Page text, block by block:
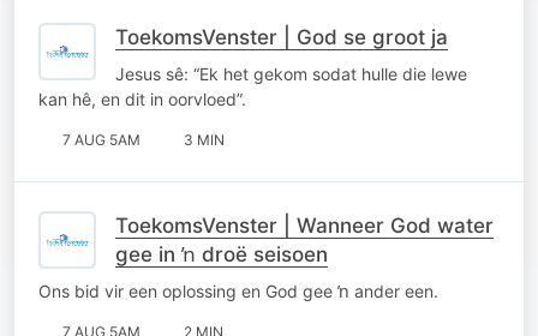
ToekomsVenster | God se groot ja
Jesus sê: “Ek het gekom sodat hulle die lewe
kan hê, en dit in oorvloed”.
7 AUG 5AM 3 MIN
ToekomsVenster | Wanneer God water
gee in ŉ droë seisoen
Ons bid vir een oplossing en God gee ŉ ander een.
7 AUG 5AM 2 MIN